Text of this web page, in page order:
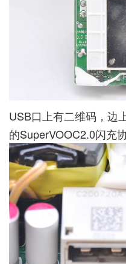
USB口上有二维码，边
的SuperVOOC2.0闪充